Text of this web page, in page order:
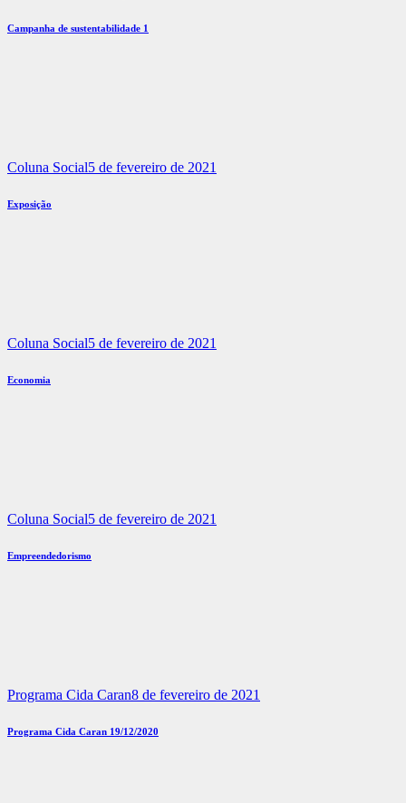
Campanha de sustentabilidade 1
Coluna Social5 de fevereiro de 2021
Exposição
Coluna Social5 de fevereiro de 2021
Economia
Coluna Social5 de fevereiro de 2021
Empreendedorismo
Programa Cida Caran8 de fevereiro de 2021
Programa Cida Caran 19/12/2020